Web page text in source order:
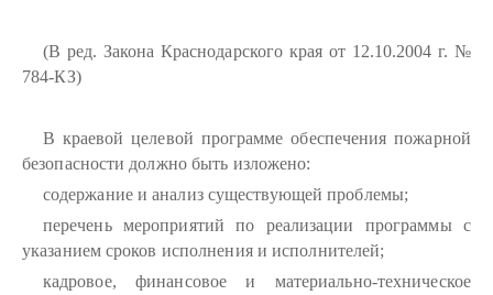
(В ред. Закона Краснодарского края от 12.10.2004 г. №
784-КЗ)
В краевой целевой программе обеспечения пожарной
безопасности должно быть изложено:
содержание и анализ существующей проблемы;
перечень мероприятий по реализации программы с
указанием сроков исполнения и исполнителей;
кадровое, финансовое и материально-техническое